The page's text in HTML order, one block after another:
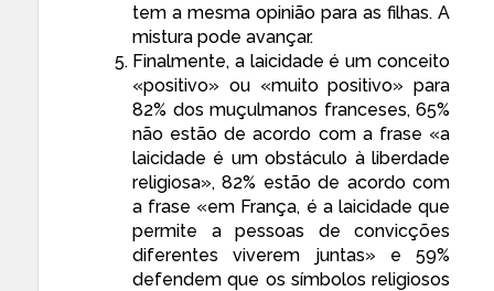
tem a mesma opinião para as filhas. A
mistura pode avançar.
Finalmente, a laicidade é um conceito
«positivo» ou «muito positivo» para
82% dos muçulmanos franceses, 65%
não estão de acordo com a frase «a
laicidade é um obstáculo à liberdade
religiosa», 82% estão de acordo com
a frase «em França, é a laicidade que
permite a pessoas de convicções
diferentes viverem juntas» e 59%
defendem que os símbolos religiosos